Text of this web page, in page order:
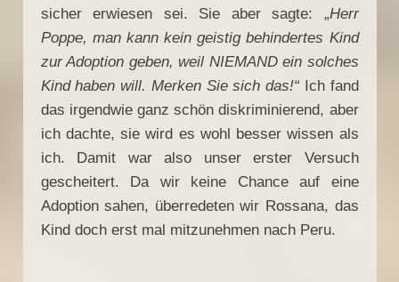
sicher erwiesen sei. Sie aber sagte: „Herr
Poppe, man kann kein geistig behindertes Kind
zur Adoption geben, weil NIEMAND ein solches
Kind haben will. Merken Sie sich das!“ Ich fand
das irgendwie ganz schön diskriminierend, aber
ich dachte, sie wird es wohl besser wissen als
ich. Damit war also unser erster Versuch
gescheitert. Da wir keine Chance auf eine
Adoption sahen, überredeten wir Rossana, das
Kind doch erst mal mitzunehmen nach Peru.